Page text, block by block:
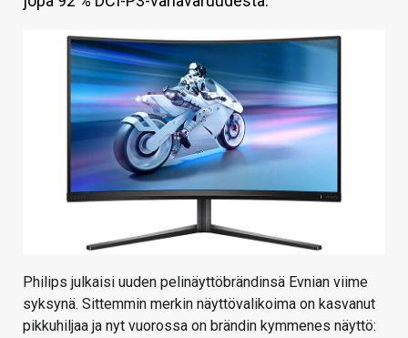
HINTA.FI
VAIHDA TEEMA
Philips julkaisi uuden pelinäyttöbrändinsä Evnian viime
syksynä. Sittemmin merkin näyttövalikoima on kasvanut
pikkuhiljaa ja nyt vuorossa on brändin kymmenes näyttö: